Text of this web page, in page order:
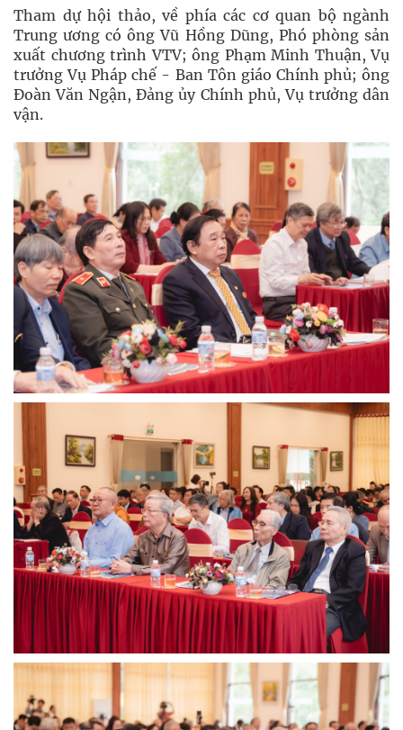
Tham dự hội thảo, về phía các cơ quan bộ ngành
Trung ương có ông Vũ Hồng Dũng, Phó phòng sản
xuất chương trình VTV; ông Phạm Minh Thuận, Vụ
trưởng Vụ Pháp chế - Ban Tôn giáo Chính phủ; ông
Đoàn Văn Ngận, Đảng ủy Chính phủ, Vụ trưởng dân
vận.